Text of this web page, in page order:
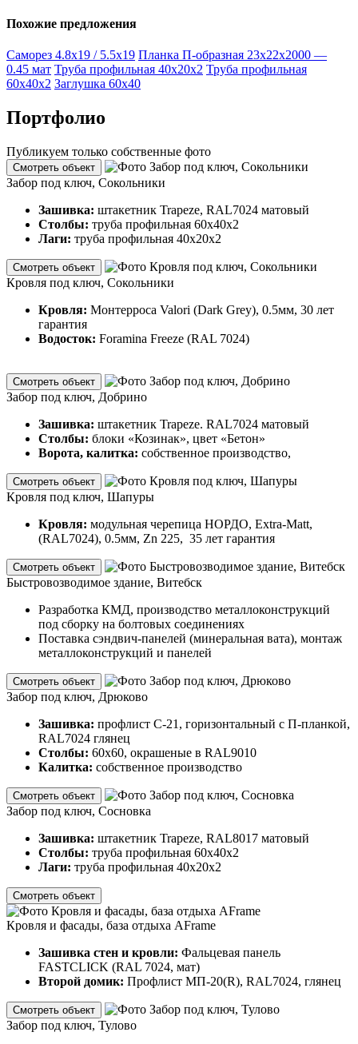
Похожие предложения
Саморез 4.8х19 / 5.5х19 Планка П-образная 23х22х2000 —
0.45 мат Труба профильная 40х20х2 Труба профильная
60х40х2 Заглушка 60х40
Портфолио
Публикуем только собственные фото
Смотреть объект
Забор под ключ, Сокольники
Зашивка: штакетник Trapeze, RAL7024 матовый
Столбы: труба профильная 60х40х2
Лаги: труба профильная 40х20х2
Смотреть объект
Кровля под ключ, Сокольники
Кровля: Монтерроса Valori (Dark Grey), 0.5мм, 30 лет
гарантия
Водосток: Foramina Freeze (RAL 7024)
Смотреть объект
Забор под ключ, Добрино
Зашивка: штакетник Trapeze. RAL7024 матовый
Столбы: блоки «Козинак», цвет «Бетон»
Ворота, калитка: собственное производство,
Смотреть объект
Кровля под ключ, Шапуры
Кровля: модульная черепица НОРДО, Extra-Matt,
(RAL7024), 0.5мм, Zn 225, 35 лет гарантия
Смотреть объект
Быстровозводимое здание, Витебск
Разработка КМД, производство металлоконструкций
под сборку на болтовых соединениях
Поставка сэндвич-панелей (минеральная вата), монтаж
металлоконструкций и панелей
Смотреть объект
Забор под ключ, Дрюково
Зашивка: профлист С-21, горизонтальный с П-планкой,
RAL7024 глянец
Столбы: 60х60, окрашеные в RAL9010
Калитка: собственное производство
Смотреть объект
Забор под ключ, Сосновка
Зашивка: штакетник Trapeze, RAL8017 матовый
Столбы: труба профильная 60х40х2
Лаги: труба профильная 40х20х2
Смотреть объект
Кровля и фасады, база отдыха AFrame
Зашивка стен и кровли: Фальцевая панель
FASTCLICK (RAL 7024, мат)
Второй домик: Профлист МП-20(R), RAL7024, глянец
Смотреть объект
Забор под ключ, Тулово